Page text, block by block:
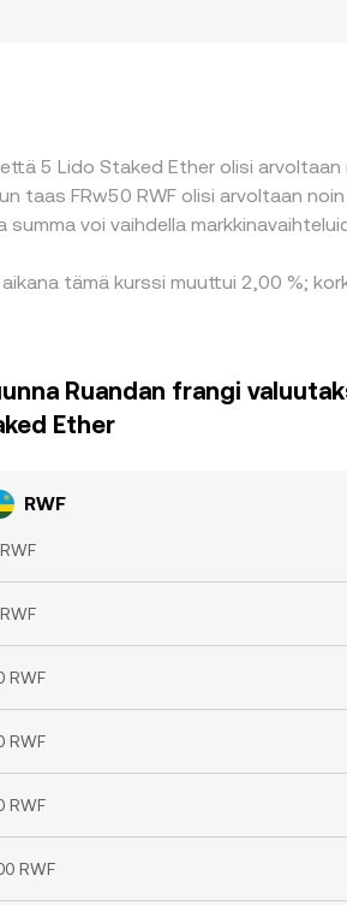
5 Lido Staked Ether olisi arvoltaan
taas FRw50 RWF olisi arvoltaan
voi vaihdella
tämä kurssi muuttui 2,00 %;
Ruandan frangi
Ether
RWF
RWF
RWF
RWF
RWF